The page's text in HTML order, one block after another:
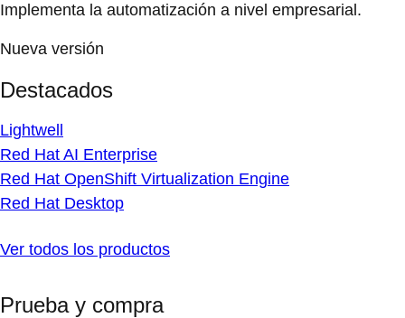
Implementa la automatización a nivel empresarial.
Nueva versión
Destacados
Lightwell
Red Hat AI Enterprise
Red Hat OpenShift Virtualization Engine
Red Hat Desktop
Ver todos los productos
Prueba y compra